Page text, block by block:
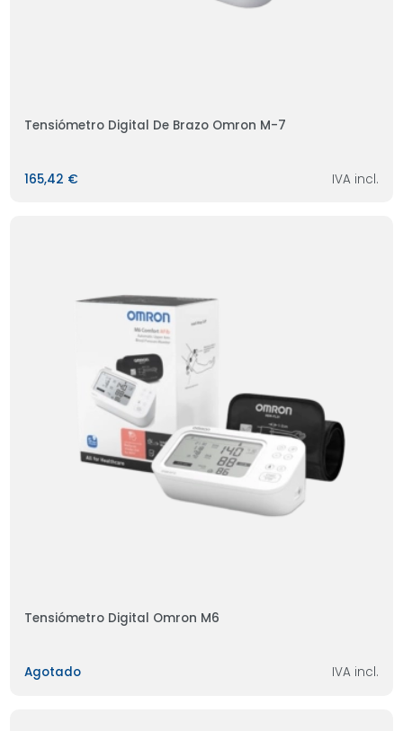
Tensiómetro Digital De Brazo Omron M-7
165,42 € IVA incl.
Tensiómetro Digital Omron M6
Agotado IVA incl.